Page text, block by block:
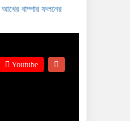
বাম্পার ফলনের
Youtube